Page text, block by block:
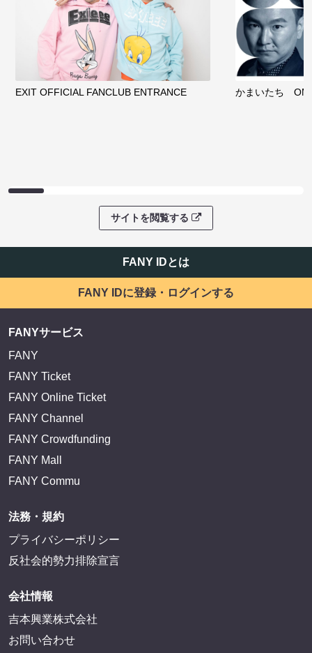
EXIT OFFICIAL FANCLUB ENTRANCE かまいたち
サイトを閲覧する
FANY IDとは
FANY IDに登録・ログインする
FANYサービス
FANY
FANY Ticket
FANY Online Ticket
FANY Channel
FANY Crowdfunding
FANY Mall
FANY Commu
法務・規約
プライバシーポリシー
反社会的勢力排除宣言
会社情報
吉本興業株式会社
お問い合わせ